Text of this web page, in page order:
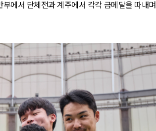
에서 단체전과 계주에서 각각 금메달을 따내며